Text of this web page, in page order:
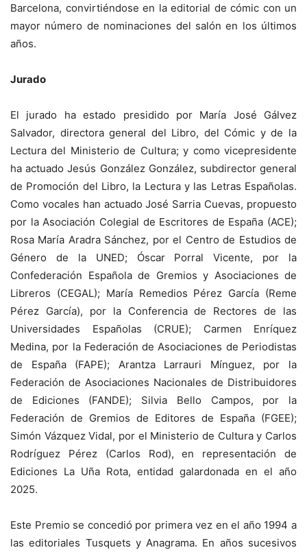
Barcelona, convirtiéndose en la editorial de cómic con un
mayor número de nominaciones del salón en los últimos
años.
Jurado
El jurado ha estado presidido por María José Gálvez
Salvador, directora general del Libro, del Cómic y de la
Lectura del Ministerio de Cultura; y como vicepresidente
ha actuado Jesús González González, subdirector general
de Promoción del Libro, la Lectura y las Letras Españolas.
Como vocales han actuado José Sarria Cuevas, propuesto
por la Asociación Colegial de Escritores de España (ACE);
Rosa María Aradra Sánchez, por el Centro de Estudios de
Género de la UNED; Óscar Porral Vicente, por la
Confederación Española de Gremios y Asociaciones de
Libreros (CEGAL); María Remedios Pérez García (Reme
Pérez García), por la Conferencia de Rectores de las
Universidades Españolas (CRUE); Carmen Enríquez
Medina, por la Federación de Asociaciones de Periodistas
de España (FAPE); Arantza Larrauri Mínguez, por la
Federación de Asociaciones Nacionales de Distribuidores
de Ediciones (FANDE); Silvia Bello Campos, por la
Federación de Gremios de Editores de España (FGEE);
Simón Vázquez Vidal, por el Ministerio de Cultura y Carlos
Rodríguez Pérez (Carlos Rod), en representación de
Ediciones La Uña Rota, entidad galardonada en el año
2025.
Este Premio se concedió por primera vez en el año 1994 a
las editoriales Tusquets y Anagrama. En años sucesivos